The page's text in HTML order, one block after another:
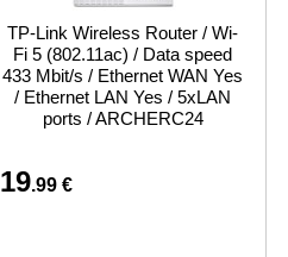
TP-Link Wireless Router / Wi-
Fi 5 (802.11ac) / Data speed
433 Mbit/s / Ethernet WAN Yes
/ Ethernet LAN Yes / 5xLAN
ports / ARCHERC24
19.99 €